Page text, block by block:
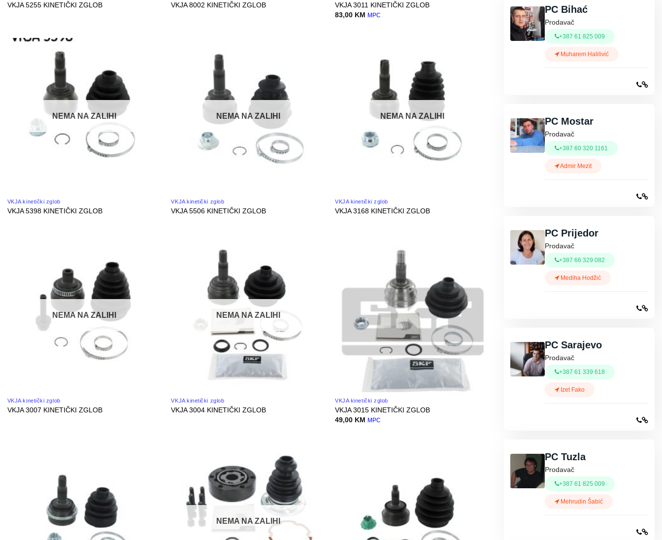
VKJA 5255 KINETIČKI ZGLOB VKJA 8002 KINETIČKI ZGLOB
VKJA 3011 KINETIČKI ZGLOB
83,00 KM MPC
NEMA NA ZALIHI
VKJA kinetički zglob
VKJA 5398 KINETIČKI ZGLOB
NEMA NA ZALIHI
VKJA kinetički zglob
VKJA 5506 KINETIČKI ZGLOB
NEMA NA ZALIHI
VKJA kinetički zglob
VKJA 3168 KINETIČKI ZGLOB
NEMA NA ZALIHI
VKJA kinetički zglob
VKJA 3007 KINETIČKI ZGLOB
NEMA NA ZALIHI
VKJA kinetički zglob
VKJA 3004 KINETIČKI ZGLOB
VKJA kinetički zglob
VKJA 3015 KINETIČKI ZGLOB
49,00 KM MPC
NEMA NA ZALIHI
PC Bihać
Prodavač
+387 61 825 009
Muharem Halilivić
PC Mostar
Prodavač
+387 60 320 1161
Admir Mezit
PC Prijedor
Prodavač
+387 66 329 082
Mediha Hodžić
PC Sarajevo
Prodavač
+387 61 339 618
Izet Fako
PC Tuzla
Prodavač
+387 61 825 009
Mehrudin Šabić